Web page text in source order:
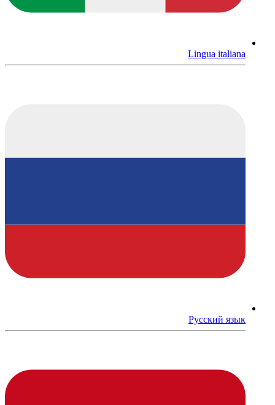
Lingua italiana
Русский язык